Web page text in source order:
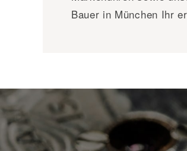
Bauer in München Ihr